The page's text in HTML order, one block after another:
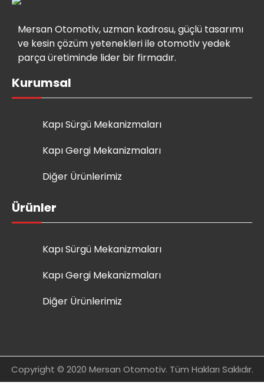
Mersan Otomotiv, uzman kadrosu, güçlü tasarımı
ve kesin çözüm yetenekleri ile otomotiv yedek
parça üretiminde lider bir firmadır.
Kurumsal
Kapı Sürgü Mekanizmaları
Kapı Gergi Mekanizmaları
Diğer Ürünlerimiz
Ürünler
Kapı Sürgü Mekanizmaları
Kapı Gergi Mekanizmaları
Diğer Ürünlerimiz
Copyright © 2020 Mersan Otomotiv. Tüm Hakları Saklıdır.